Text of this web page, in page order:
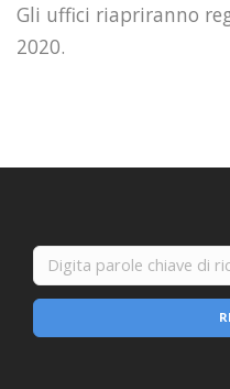
Gli uffici riapriranno
2020.